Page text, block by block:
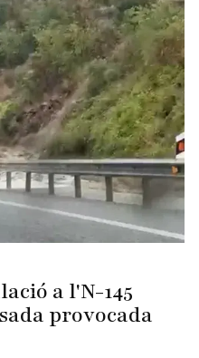
a l'N-145
provocada